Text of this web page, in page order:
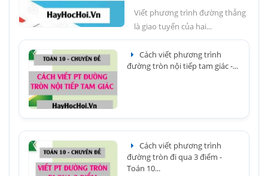
Viết phương trình đường thẳng
là giao tuyến của hai...
Cách viết phương trình
đường tròn nội tiếp tam giác -...
Cách viết phương trình
đường tròn đi qua 3 điểm -
Toán 10...